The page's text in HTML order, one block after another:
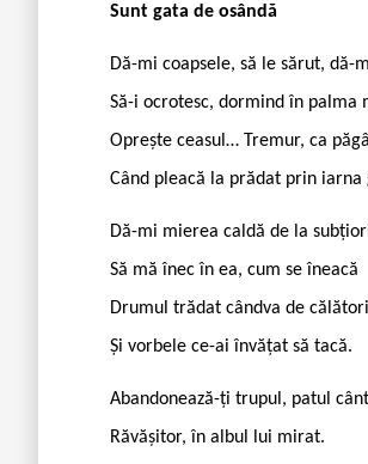
Sunt gata de osândă
Dă-mi coapsele, să le sărut, dă-
Să-i ocrotesc, dormind în palma
Oprește ceasul… Tremur, ca
Când pleacă la prădat prin iarna
Dă-mi mierea caldă de la
Să mă înec în ea, cum se îneacă
Drumul trădat cândva de călători
Și vorbele ce-ai învățat să tacă.
Abandonează-ți trupul, patul
Răvășitor, în albul lui mirat.